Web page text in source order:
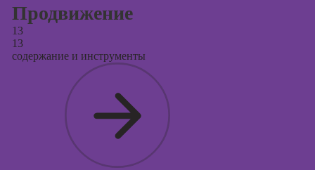
Продвижение
13
13
содержание и инструменты